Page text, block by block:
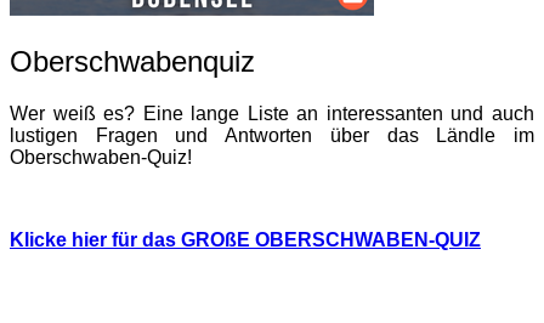
Oberschwabenquiz
Wer weiß es? Eine lange Liste an interessanten und auch
lustigen Fragen und Antworten über das Ländle im
Oberschwaben-Quiz!
Klicke hier für das GROßE OBERSCHWABEN-QUIZ